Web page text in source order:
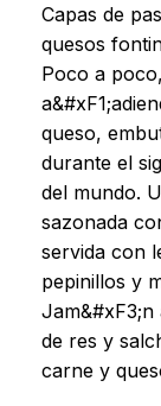
Capas de
quesos
Poco a
queso,
durante el
del mundo.
sazonada
servida con
pepinillos y
de res y
carne y